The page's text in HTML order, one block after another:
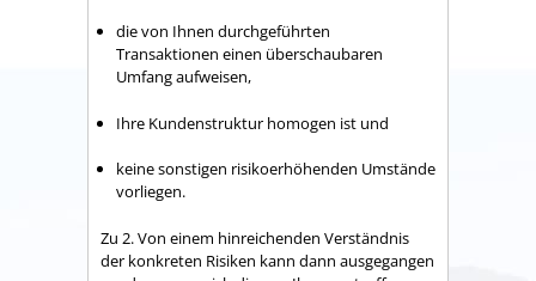
die von Ihnen durchgeführten
Transaktionen einen überschaubaren
Umfang aufweisen,
Ihre Kundenstruktur homogen ist und
keine sonstigen risikoerhöhenden Umstände
vorliegen.
Zu 2. Von einem hinreichenden Verständnis
der konkreten Risiken kann dann ausgegangen